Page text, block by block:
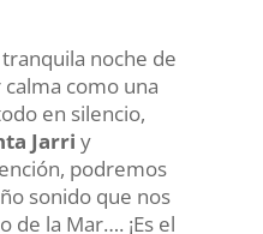
noche de
como una
en silencio,
Jarri y
podremos
sonido que nos
de la Mar…. ¡Es el